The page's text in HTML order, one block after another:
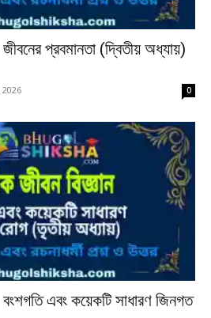
প্রবমানতা (দ্বিতীয় অধ্যায়)
2026 0
এবং কয়েকটি সাধারণ জিনগত